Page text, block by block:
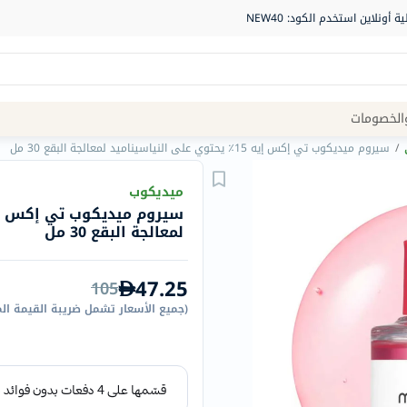
Navigation
الصيدلية
الماركات
Humantara
carroten
Roche
/ سيروم ميديكوب تي إكس إيه 15٪ يحتوي على النياسيناميد لمعالجة البقع 30 مل
ميديكوب
لمعالجة البقع 30 مل
47.25
105
(جميع الأسعار تشمل ضريبة القيمة